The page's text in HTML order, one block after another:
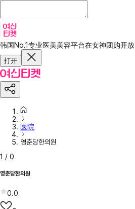
韩国No.1专业医美美容平台在女神团购开放
打开
医院
영춘당한의원
1 / 0
영춘당한의원
0.0